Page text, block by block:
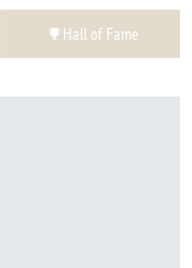
Hall of Fame